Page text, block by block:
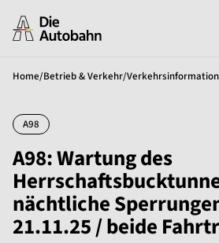
Home/Betrieb & Verkehr/
A98
A98: Wartung des
nächtliche
21.11.25 / beide